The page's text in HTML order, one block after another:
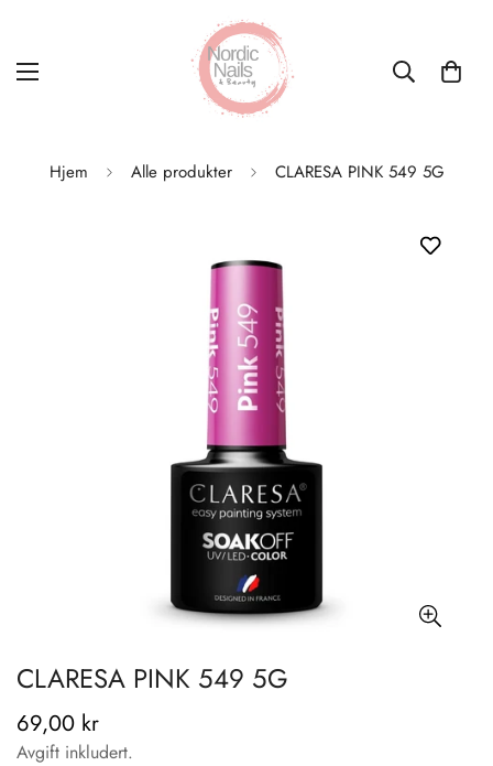
Hjem Alle produkter CLARESA PINK 549 5G
CLARESA PINK 549 5G
Vanlig
pris
69,00 kr
Avgift inkludert.